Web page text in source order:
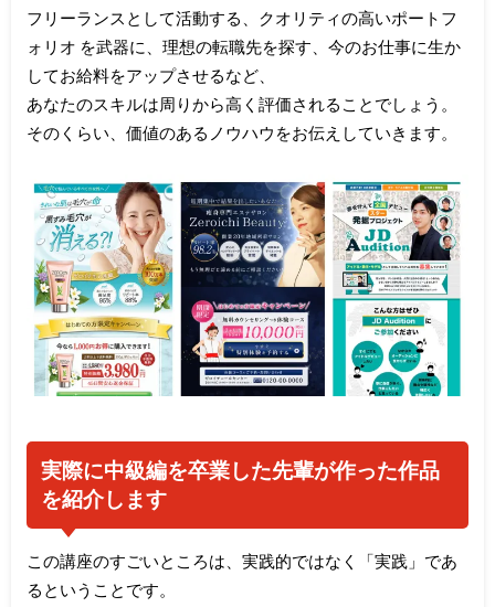
フリーランスとして活動する、クオリティの高いポートフ
ォリオ を武器に、理想の転職先を探す、今のお仕事に生か
してお給料をアップさせるなど、
あなたのスキルは周りから高く評価されることでしょう。
そのくらい、価値のあるノウハウをお伝えしていきます。
実際に中級編を卒業した先輩が作った作品
を紹介します
この講座のすごいところは、実践的ではなく「実践」であ
るということです。